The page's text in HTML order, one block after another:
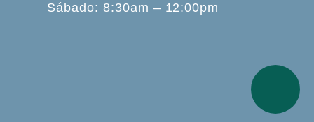
Sábado: 8:30am – 12:00pm